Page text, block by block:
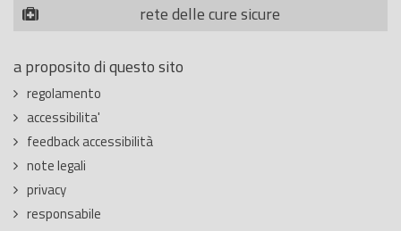
rete delle cure sicure
a proposito di questo sito
regolamento
accessibilita'
feedback accessibilità
note legali
privacy
responsabile